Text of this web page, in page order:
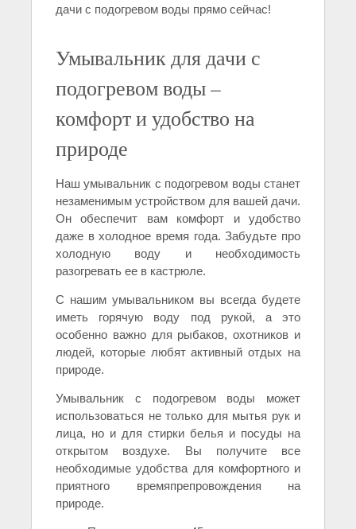
дачи с подогревом воды прямо сейчас!
Умывальник для дачи с
подогревом воды –
комфорт и удобство на
природе
Наш умывальник с подогревом воды станет
незаменимым устройством для вашей дачи.
Он обеспечит вам комфорт и удобство
даже в холодное время года. Забудьте про
холодную воду и необходимость
разогревать ее в кастрюле.
С нашим умывальником вы всегда будете
иметь горячую воду под рукой, а это
особенно важно для рыбаков, охотников и
людей, которые любят активный отдых на
природе.
Умывальник с подогревом воды может
использоваться не только для мытья рук и
лица, но и для стирки белья и посуды на
открытом воздухе. Вы получите все
необходимые удобства для комфортного и
приятного времяпрепровождения на
природе.